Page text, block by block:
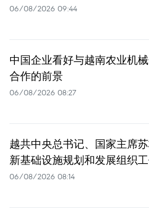
06/08/2026 09:44
中国企业看好与越南农业机
合作的前景
06/08/2026 08:27
越共中央总书记、国家主席
新基础设施规划和发展组织
06/08/2026 08:14